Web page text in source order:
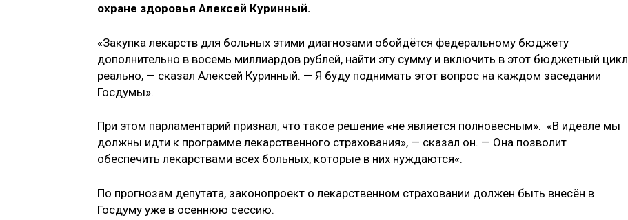
охране здоровья Алексей Куринный.
«Закупка лекарств для больных этими диагнозами обойдётся федеральному бюджету
дополнительно в восемь миллиардов рублей, найти эту сумму и включить в этот бюджетный цикл
реально, — сказал Алексей Куринный. — Я буду поднимать этот вопрос на каждом заседании
Госдумы».
При этом парламентарий признал, что такое решение «не является полновесным». «В идеале мы
должны идти к программе лекарственного страхования», — сказал он. — Она позволит
обеспечить лекарствами всех больных, которые в них нуждаются«.
По прогнозам депутата, законопроект о лекарственном страховании должен быть внесён в
Госдуму уже в осеннюю сессию.